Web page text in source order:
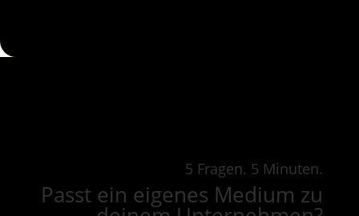
5 Fragen. 5 Minuten.
Passt ein eigenes Medium zu